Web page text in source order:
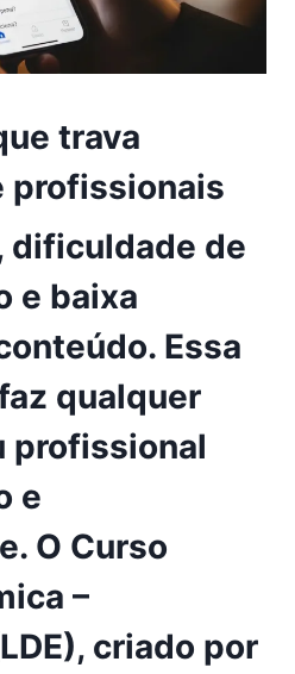
trava
profissionais
dificuldade de
e baixa
Essa
qualquer
profissional
e
O Curso
–
, criado por